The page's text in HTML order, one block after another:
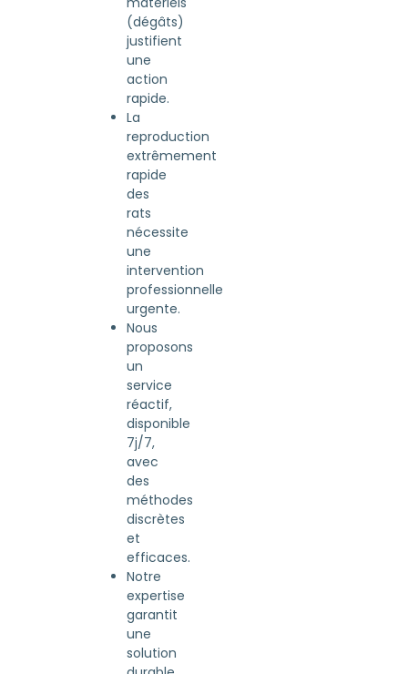
(dégâts)
justifient
une
action
rapide.
La
reproduction
extrêmement
rapide
des
rats
nécessite
une
intervention
professionnelle
urgente.
Nous
proposons
un
service
réactif,
disponible
7j/7,
avec
des
méthodes
discrètes
et
efficaces.
Notre
expertise
garantit
une
solution